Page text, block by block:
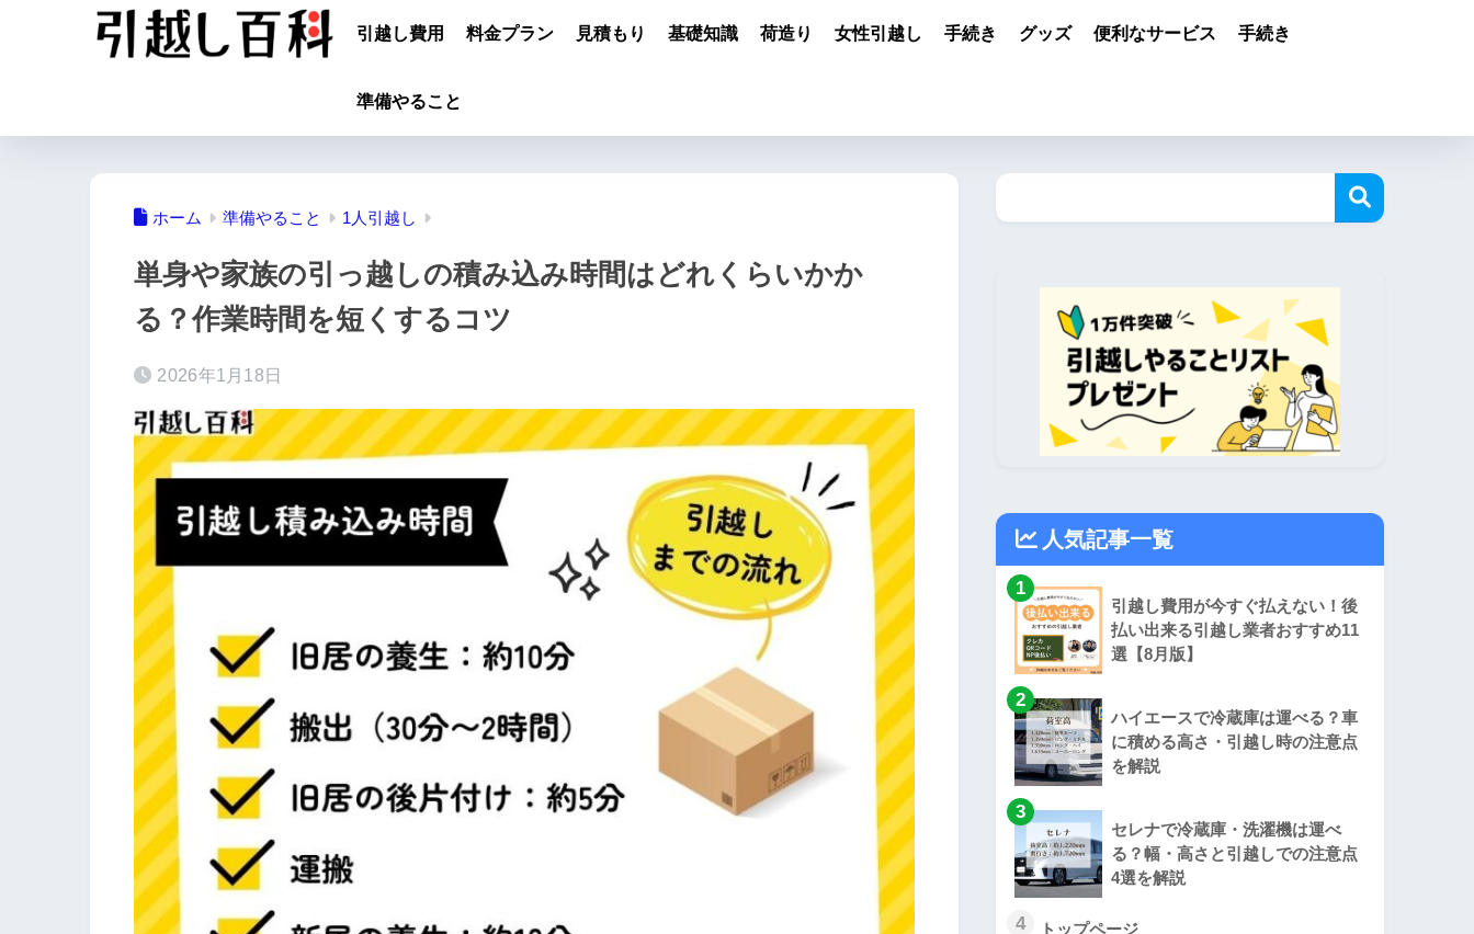
引越し費用 料金プラン 見積もり 基礎知識 荷造り 女性引越し 手続き グッズ 便利なサービス 手続き
準備やること
ホーム 準備やること 1人引越し
単身や家族の引っ越しの積み込み時間はどれくらいかか
る？作業時間を短くするコツ
2026年1月18日
人気記事一覧
1
引越し費用が今すぐ払えない！後
払い出来る引越し業者おすすめ11
選【8月版】
2
ハイエースで冷蔵庫は運べる？車
に積める高さ・引越し時の注意点
を解説
3
セレナで冷蔵庫・洗濯機は運べ
る？幅・高さと引越しでの注意点
4選を解説
4 トップページ